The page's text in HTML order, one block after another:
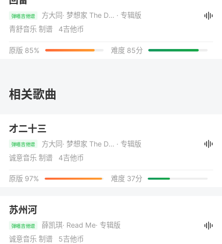
弹唱吉他谱 方大同 · 梦想家 The Dreamer · 专辑版
青舒音乐 制谱 4吉他币
原版 85% 难度 85分
相关歌曲
才二十三
弹唱吉他谱 方大同 · 梦想家 The Dreamer · 专辑版
诚意音乐 制谱 4吉他币
原版 97% 难度 37分
苏州河
弹唱吉他谱 薛凯琪· Read Me· 专辑版
诚意音乐 制谱 5吉他币